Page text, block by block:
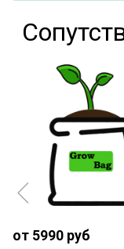
от 5990 руб